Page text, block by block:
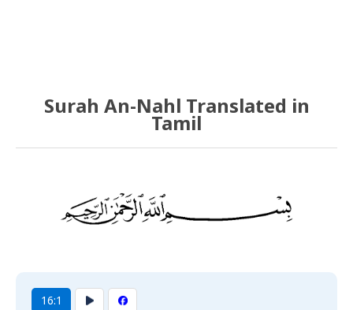
Surah An-Nahl Translated in
Tamil
16:1